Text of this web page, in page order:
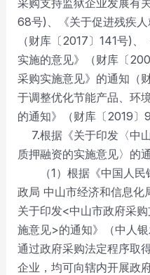
采购支持监狱企业发展有
68号)、《关于促进残疾人
（财库〔2017〕141号)
实施的意见》（财库〔
采购实施意见》的通知（
于调整优化节能产品、环
的通知》（财库〔2019〕9
7.根据《关于印发〈中
质押融资的实施意见〉的
（1）根据《中国人民
政局 中山市经济和信息化
关于印发<中山市政府采
施意见>的通知》（中人
通过政府采购法定程序取
企业，均可向辖内开展政